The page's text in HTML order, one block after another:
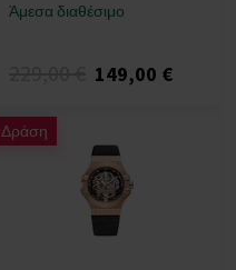
Άμεσα διαθέσιμο
149,00 €
Δράση